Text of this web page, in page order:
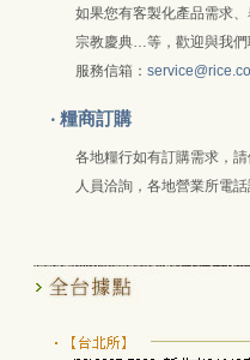
如果您有客製化產品需求
宗教慶典…等，歡迎與我們
服務信箱：
‧ 糧商訂購
各地糧行如有訂購需求，
人員洽詢，各地營業所電話